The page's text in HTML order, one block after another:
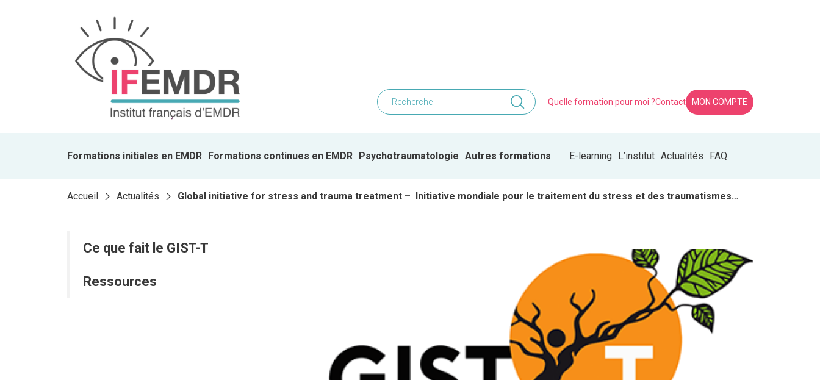
Quelle formation pour moi ?Contact MON COMPTE
Formations initiales en EMDR Formations continues en EMDR Psychotraumatologie Autres formations E-learning L’institut Actualités FAQ
Accueil Actualités
Global initiative for stress and trauma treatment – Initiative mondiale pour le traitement du stress et des traumatismes
Ce que fait le GIST-T
Ressources